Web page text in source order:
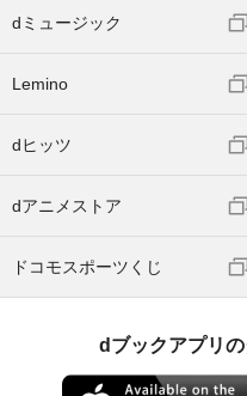
dミュージック
Lemino
dヒッツ
dアニメストア
ドコモスポーツくじ
dブックアプリ